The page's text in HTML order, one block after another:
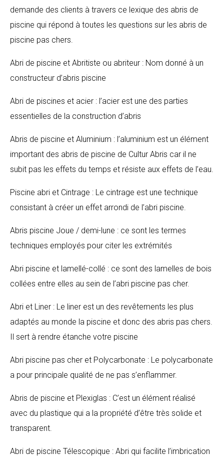
demande des clients à travers ce lexique des abris de
piscine qui répond à toutes les questions sur les abris de
piscine pas chers.
Abri de piscine et Abritiste ou abriteur : Nom donné à un
constructeur d’abris piscine
Abri de piscines et acier : l’acier est une des parties
essentielles de la construction d’abris
Abris de piscine et Aluminium : l’aluminium est un élément
important des abris de piscine de Cultur Abris car il ne
subit pas les effets du temps et résiste aux effets de l’eau.
Piscine abri et Cintrage : Le cintrage est une technique
consistant à créer un effet arrondi de l’abri piscine.
Abris piscine Joue / demi-lune : ce sont les termes
techniques employés pour citer les extrémités
Abri piscine et lamellé-collé : ce sont des lamelles de bois
collées entre elles au sein de l’abri piscine pas cher.
Abri et Liner : Le liner est un des revêtements les plus
adaptés au monde la piscine et donc des abris pas chers.
Il sert à rendre étanche votre piscine
Abri piscine pas cher et Polycarbonate : Le polycarbonate
a pour principale qualité de ne pas s’enflammer.
Abris de piscine et Plexiglas : C’est un élément réalisé
avec du plastique qui a la propriété d’être très solide et
transparent.
Abri de piscine Télescopique : Abri qui facilite l’imbrication